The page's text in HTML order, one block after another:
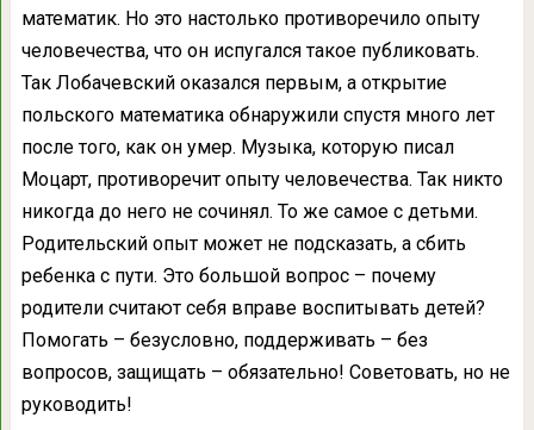
математик. Но это настолько противоречило опыту
человечества, что он испугался такое публиковать.
Так Лобачевский оказался первым, а открытие
польского математика обнаружили спустя много лет
после того, как он умер. Музыка, которую писал
Моцарт, противоречит опыту человечества. Так никто
никогда до него не сочинял. То же самое с детьми.
Родительский опыт может не подсказать, а сбить
ребенка с пути. Это большой вопрос – почему
родители считают себя вправе воспитывать детей?
Помогать – безусловно, поддерживать – без
вопросов, защищать – обязательно! Советовать, но не
руководить!